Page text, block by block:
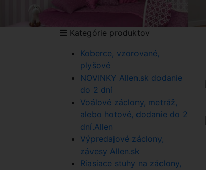
Kategórie produktov
Koberce, vzorované,
plyšové
NOVINKY Allen.sk dodanie
do 2 dní
Voálové záclony, metráž,
alebo hotové, dodanie do 2
dní.Allen
Výpredajové záclony,
závesy Allen.sk
Riasiace stuhy na záclony,